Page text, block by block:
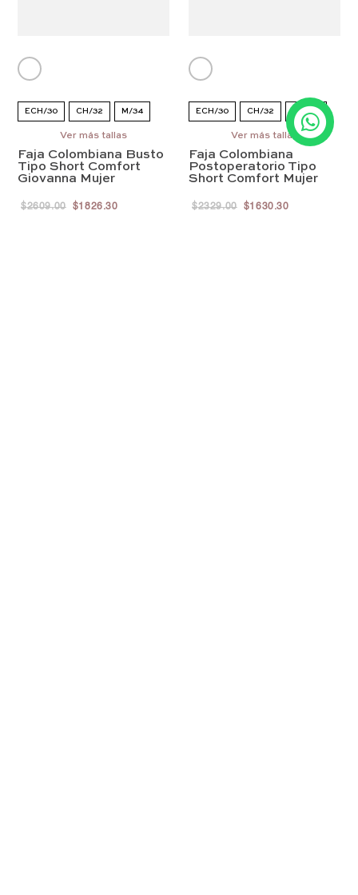
ECH/30 CH/32 M/34
EG/38 EEG/40
EEEG/42
Ver más tallas
Faja Colombiana Busto
Tipo Short Comfort
Giovanna Mujer
$2609.00 $1826.30
ECH/30 CH/32 EG/38
EEEG/42
Ver más tallas
Faja Colombiana
Postoperatorio Tipo
Short Comfort Mujer
$2329.00 $1630.30